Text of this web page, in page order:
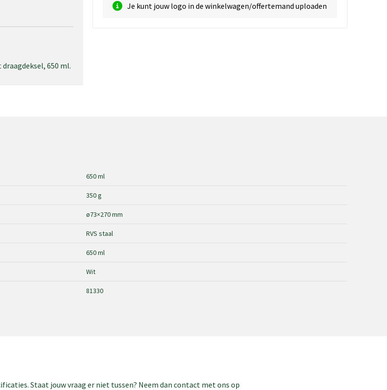
650 ml.
Je kunt jouw logo in de winkelwagen/offertemand uploaden
650 ml
350 g
ø73×270 mm
RVS staal
650 ml
Wit
81330
Staat jouw vraag er niet tussen? Neem dan contact met ons op